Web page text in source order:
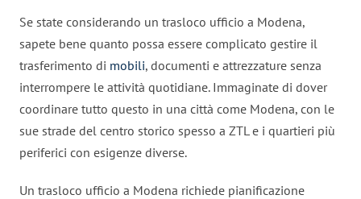
Se state considerando un trasloco ufficio a Modena,
sapete bene quanto possa essere complicato gestire il
trasferimento di mobili, documenti e attrezzature senza
interrompere le attività quotidiane. Immaginate di dover
coordinare tutto questo in una città come Modena, con le
sue strade del centro storico spesso a ZTL e i quartieri più
periferici con esigenze diverse.
Un trasloco ufficio a Modena richiede pianificazione